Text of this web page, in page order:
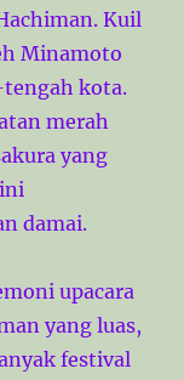
Kuil
Minamoto
kota.
merah
yang
damai.
upacara
yang luas,
festival